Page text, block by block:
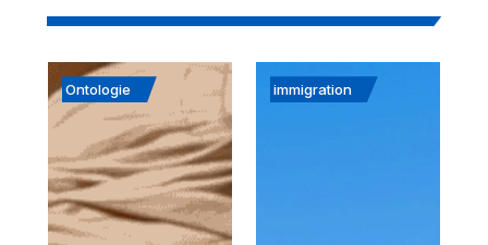
Ontologie immigration